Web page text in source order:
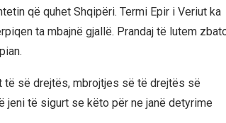
që quhet Shqipëri. Termi Epir i Veriut ka
ta mbajnë gjallë. Prandaj të lutem
së drejtës, mbrojtjes së të drejtës së
jeni të sigurt se këto për ne janë detyrime